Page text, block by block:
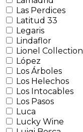
Las Perdices
Latitud 33
Legaris
Lindaflor
Lionel Collection
López
Los Árboles
Los Helechos
Los Intocables
Los Pasos
Luca
Lucky Wine